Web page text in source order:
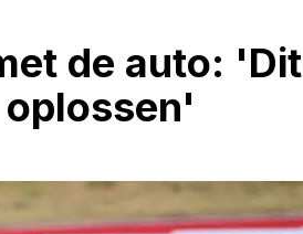
de auto: 'Dit